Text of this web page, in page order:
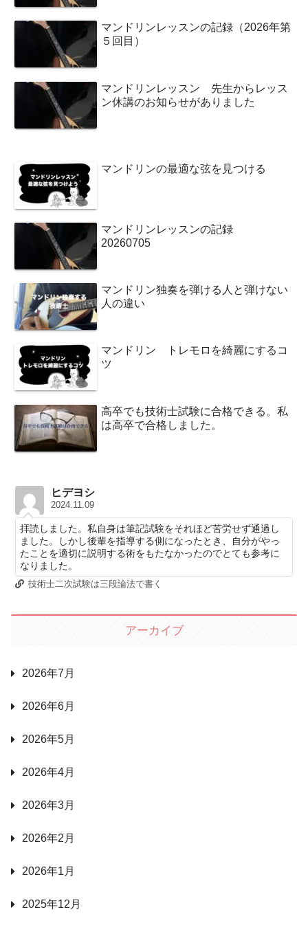
マンドリンレッスンの記録（2026年第
５回目）
マンドリンレッスン 先生からレッス
ン休講のお知らせがありました
マンドリンの最適な弦を見つける
マンドリンレッスンの記録
20260705
マンドリン独奏を弾ける人と弾けない
人の違い
マンドリン トレモロを綺麗にするコ
ツ
高卒でも技術士試験に合格できる。私
は高卒で合格しました。
ヒデヨシ
2024.11.09
拝読しました。私自身は筆記試験をそれほど苦労せず通過し
ました。しかし後輩を指導する側になったとき、自分がやっ
たことを適切に説明する術をもたなかったのでとても参考に
なりました。
技術士二次試験は三段論法で書く
アーカイブ
2026年7月
2026年6月
2026年5月
2026年4月
2026年3月
2026年2月
2026年1月
2025年12月